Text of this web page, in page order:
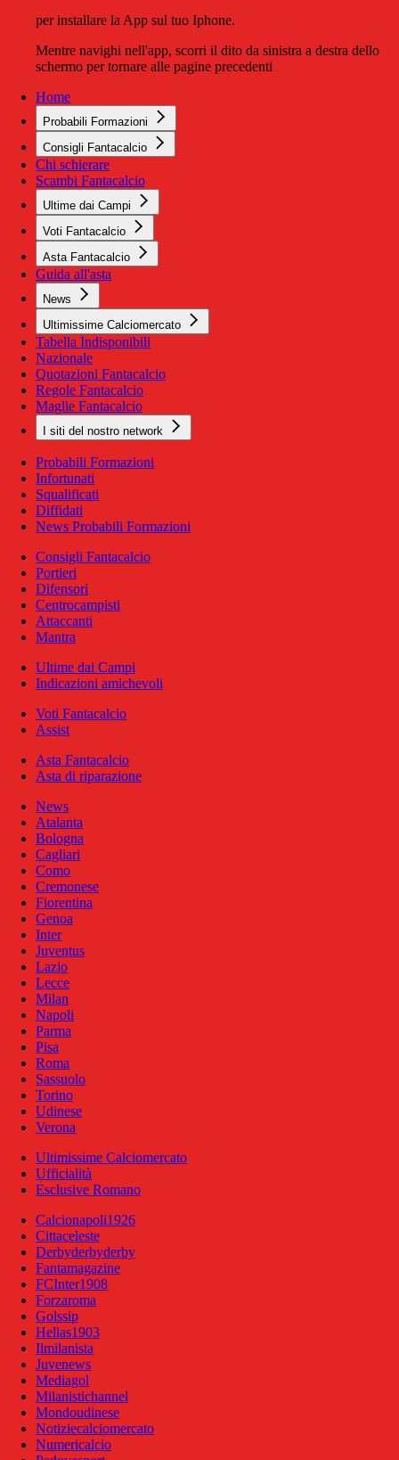
per installare la App sul tuo Iphone.
Mentre navighi nell'app, scorri il dito da sinistra a destra dello
schermo per tornare alle pagine precedenti
Home
Probabili Formazioni
Consigli Fantacalcio
Chi schierare
Scambi Fantacalcio
Ultime dai Campi
Voti Fantacalcio
Asta Fantacalcio
Guida all'asta
News
Ultimissime Calciomercato
Tabella Indisponibili
Nazionale
Quotazioni Fantacalcio
Regole Fantacalcio
Maglie Fantacalcio
I siti del nostro network
Probabili Formazioni
Infortunati
Squalificati
Diffidati
News Probabili Formazioni
Consigli Fantacalcio
Portieri
Difensori
Centrocampisti
Attaccanti
Mantra
Ultime dai Campi
Indicazioni amichevoli
Voti Fantacalcio
Assist
Asta Fantacalcio
Asta di riparazione
News
Atalanta
Bologna
Cagliari
Como
Cremonese
Fiorentina
Genoa
Inter
Juventus
Lazio
Lecce
Milan
Napoli
Parma
Pisa
Roma
Sassuolo
Torino
Udinese
Verona
Ultimissime Calciomercato
Ufficialità
Esclusive Romano
Calcionapoli1926
Cittaceleste
Derbyderbyderby
Fantamagazine
FCInter1908
Forzaroma
Golssip
Hellas1903
Ilmilanista
Juvenews
Mediagol
Milanistichannel
Mondoudinese
Notiziecalciomercato
Numericalcio